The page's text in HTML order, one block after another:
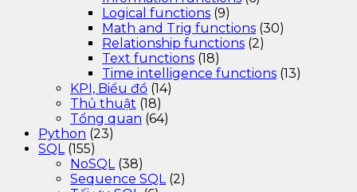
Logical functions (9)
Math and Trig functions (30)
Relationship functions (2)
Text functions (18)
Time intelligence functions (13)
KPI, Biểu đồ (14)
Thủ thuật (18)
Tổng quan (64)
Python (23)
SQL (155)
NoSQL (38)
Sequence SQL (2)